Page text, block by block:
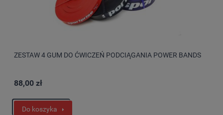
ZESTAW 4 GUM DO ĆWICZEŃ PODCIĄGANIA POWER BANDS
88,00 zł
Do koszyka